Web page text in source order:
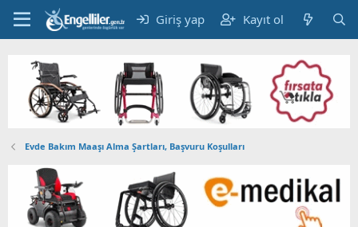
Giriş yap Kayıt ol
Evde Bakım Maaşı Alma Şartları, Başvuru Koşulları